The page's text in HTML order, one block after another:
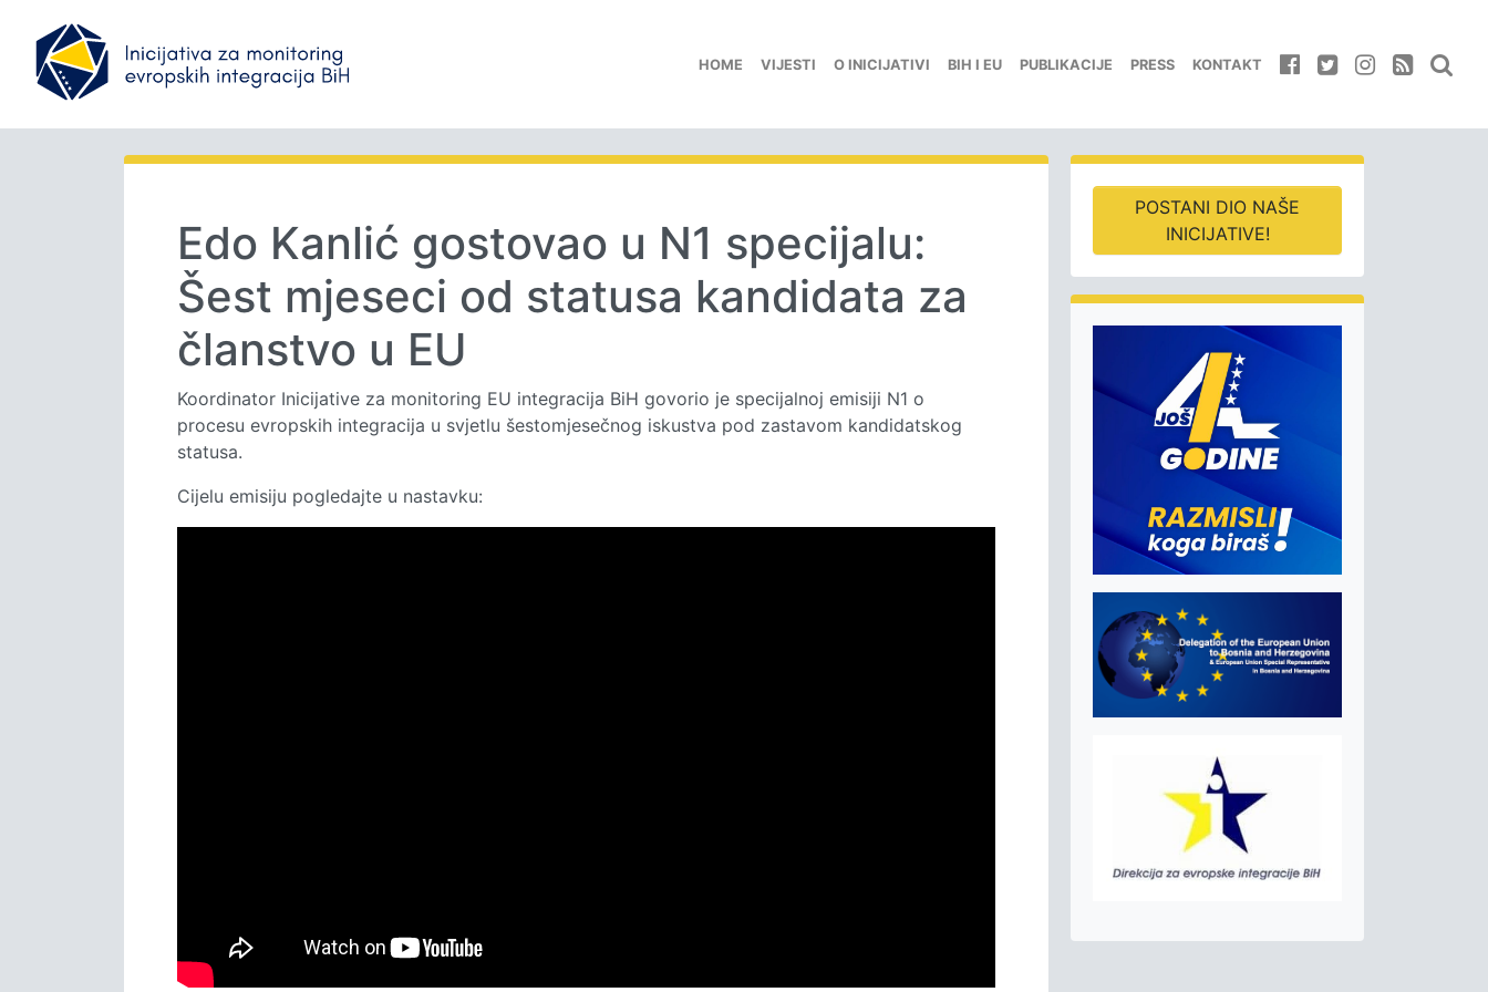
HOME VIJESTI O INICIJATIVI BIH I EU PUBLIKACIJE PRESS KONTAKT
Edo Kanlić gostovao u N1 specijalu:
Šest mjeseci od statusa kandidata za
članstvo u EU
Koordinator Inicijative za monitoring EU integracija BiH govorio je specijalnoj emisiji N1 o
procesu evropskih integracija u svjetlu šestomjesečnog iskustva pod zastavom kandidatskog
statusa.
Cijelu emisiju pogledajte u nastavku:
POSTANI DIO NAŠE
INICIJATIVE!